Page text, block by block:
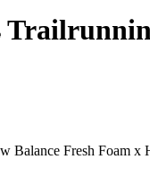
Balance Fresh Foam